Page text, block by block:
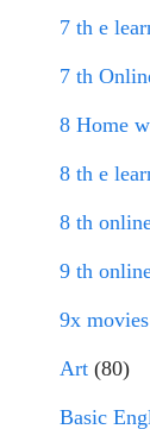
7 th e
7 th
8 Home
8 th e
8 th
9 th
9x movies
Art (80)
Basic